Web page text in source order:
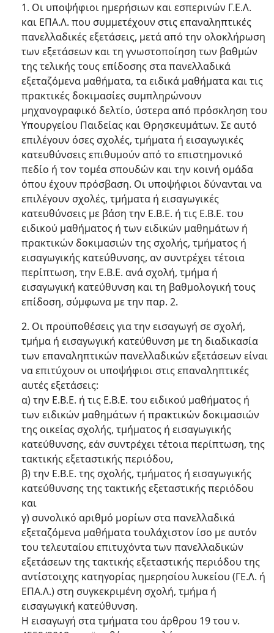
1. Οι υποψήφιοι ημερήσιων και εσπερινών Γ.Ε.Λ.
και ΕΠΑ.Λ. που συμμετέχουν στις επαναληπτικές
πανελλαδικές εξετάσεις, μετά από την ολοκλήρωση
των εξετάσεων και τη γνωστοποίηση των βαθμών
της τελικής τους επίδοσης στα πανελλαδικά
εξεταζόμενα μαθήματα, τα ειδικά μαθήματα και τις
πρακτικές δοκιμασίες συμπληρώνουν
μηχανογραφικό δελτίο, ύστερα από πρόσκληση του
Υπουργείου Παιδείας και Θρησκευμάτων. Σε αυτό
επιλέγουν όσες σχολές, τμήματα ή εισαγωγικές
κατευθύνσεις επιθυμούν από το επιστημονικό
πεδίο ή τον τομέα σπουδών και την κοινή ομάδα
όπου έχουν πρόσβαση. Οι υποψήφιοι δύνανται να
επιλέγουν σχολές, τμήματα ή εισαγωγικές
κατευθύνσεις με βάση την Ε.Β.Ε. ή τις Ε.Β.Ε. του
ειδικού μαθήματος ή των ειδικών μαθημάτων ή
πρακτικών δοκιμασιών της σχολής, τμήματος ή
εισαγωγικής κατεύθυνσης, αν συντρέχει τέτοια
περίπτωση, την Ε.Β.Ε. ανά σχολή, τμήμα ή
εισαγωγική κατεύθυνση και τη βαθμολογική τους
επίδοση, σύμφωνα με την παρ. 2.
2. Οι προϋποθέσεις για την εισαγωγή σε σχολή,
τμήμα ή εισαγωγική κατεύθυνση με τη διαδικασία
των επαναληπτικών πανελλαδικών εξετάσεων είναι
να επιτύχουν οι υποψήφιοι στις επαναληπτικές
αυτές εξετάσεις:
α) την Ε.Β.Ε. ή τις Ε.Β.Ε. του ειδικού μαθήματος ή
των ειδικών μαθημάτων ή πρακτικών δοκιμασιών
της οικείας σχολής, τμήματος ή εισαγωγικής
κατεύθυνσης, εάν συντρέχει τέτοια περίπτωση, της
τακτικής εξεταστικής περιόδου,
β) την Ε.Β.Ε. της σχολής, τμήματος ή εισαγωγικής
κατεύθυνσης της τακτικής εξεταστικής περιόδου
και
γ) συνολικό αριθμό μορίων στα πανελλαδικά
εξεταζόμενα μαθήματα τουλάχιστον ίσο με αυτόν
του τελευταίου επιτυχόντα των πανελλαδικών
εξετάσεων της τακτικής εξεταστικής περιόδου της
αντίστοιχης κατηγορίας ημερησίου λυκείου (ΓΕ.Λ. ή
ΕΠΑ.Λ.) στη συγκεκριμένη σχολή, τμήμα ή
εισαγωγική κατεύθυνση.
Η εισαγωγή στα τμήματα του άρθρου 19 του ν.